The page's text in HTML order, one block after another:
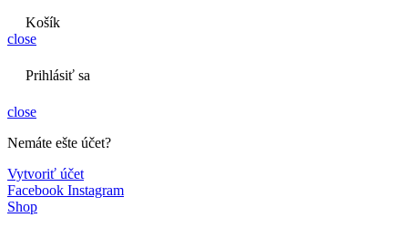
Košík
close
Prihlásiť sa
close
Nemáte ešte účet?
Vytvoriť účet
Facebook Instagram
Shop